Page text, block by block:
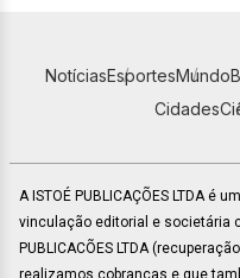
NotíciasEsportesMundo
Cidades
A ISTOÉ PUBLICAÇÕES LTDA é
vinculação editorial e societária
PUBLICACÕES LTDA
realizamos cobranças e que